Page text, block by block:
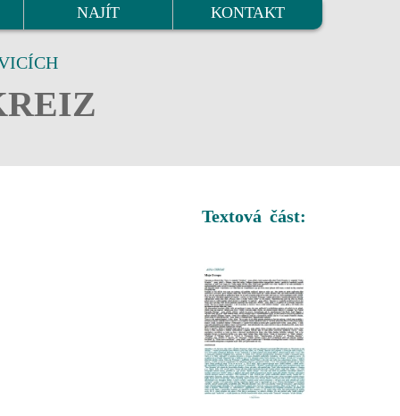
NAJÍT KONTAKT
Textová část: